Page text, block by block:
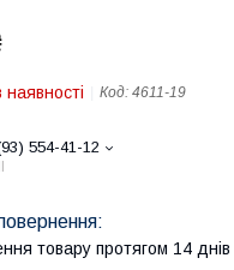
Код: 4611-19
554-41-12
товару протягом 14 днів